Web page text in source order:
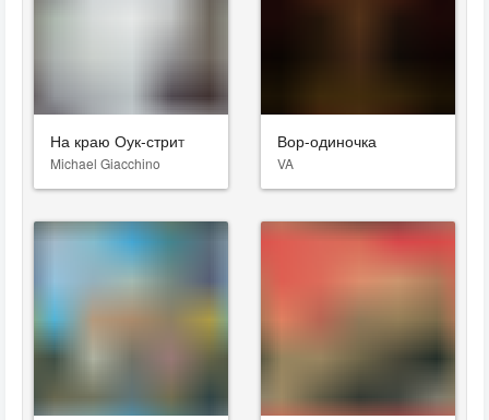
На краю Оук-стрит
Michael Giacchino
Вор-одиночка
VA